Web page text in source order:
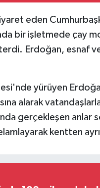
eden
bir işletmede çay
Erdoğan, esnaf
yürüyen
alarak
gerçekleşen anlar
kentten